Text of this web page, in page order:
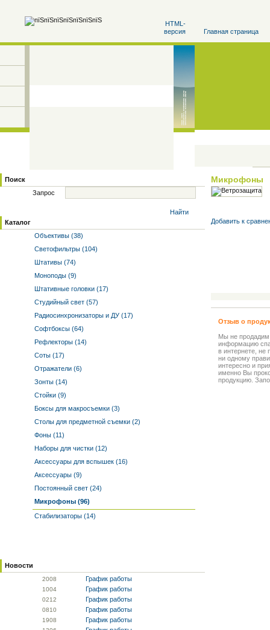
HTML-
версия
Главная страница
Поиск
Запрос
Найти
Каталог
Объективы (38)
Светофильтры (104)
Штативы (74)
Моноподы (9)
Штативные головки (17)
Студийный свет (57)
Радиосинхронизаторы и ДУ (17)
Софтбоксы (64)
Рефлекторы (14)
Соты (17)
Отражатели (6)
Зонты (14)
Стойки (9)
Боксы для макросъемки (3)
Столы для предметной съемки (2)
Фоны (11)
Наборы для чистки (12)
Аксессуары для вспышек (16)
Аксессуары (9)
Постоянный свет (24)
Микрофоны (96)
Стабилизаторы (14)
Новости
2008 График работы
1004 График работы
0212 График работы
0810 График работы
1908 График работы
Микрофоны
Добавить к
Отзыв о
Мы не
информацию
в интернете, не
ни одному
интересно и
именно Вы
продукцию.